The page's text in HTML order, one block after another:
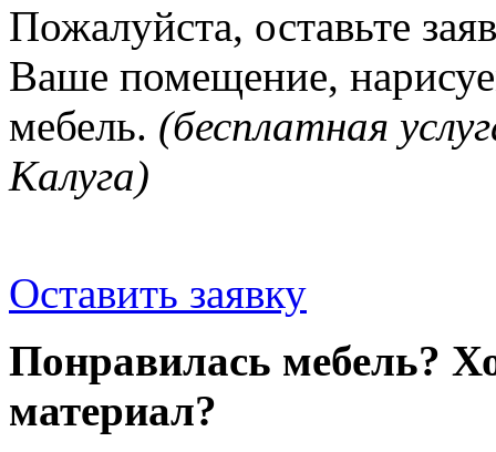
Пожалуйста, оставьте
Ваше помещение,
мебель. (бесплатная
Калуга)
Оставить заявку
Понравилась мебель?
материал?